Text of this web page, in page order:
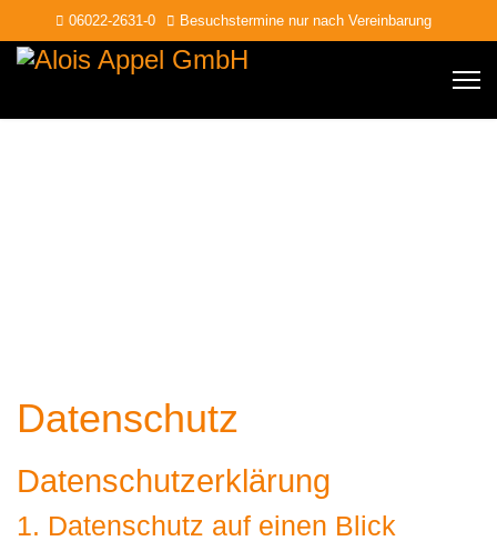
06022-2631-0 Besuchstermine nur nach Vereinbarung
Datenschutz
Datenschutz­erklärung
1. Datenschutz auf einen Blick